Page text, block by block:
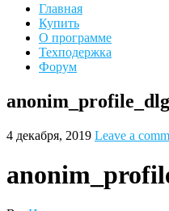
Главная
Купить
О программе
Техподержка
Форум
4 декабря, 2019 Leave a